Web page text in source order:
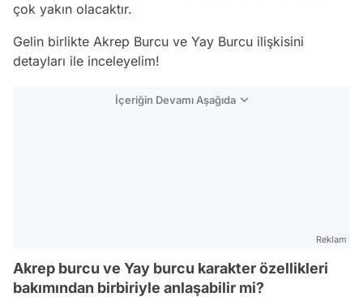
çok yakın olacaktır.
Gelin birlikte Akrep Burcu ve Yay Burcu ilişkisini
detayları ile inceleyelim!
İçeriğin Devamı Aşağıda
Reklam
Akrep burcu ve Yay burcu karakter özellikleri
bakımından birbiriyle anlaşabilir mi?